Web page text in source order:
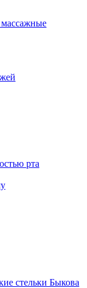
рта
стельки Быкова